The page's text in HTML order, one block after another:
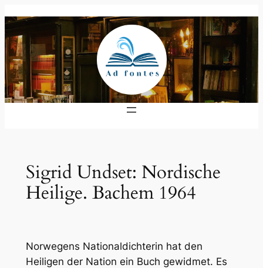
Inhalt
springen
Sigrid Undset: Nordische
Heilige. Bachem 1964
Norwegens Nationaldichterin hat den
Heiligen der Nation ein Buch gewidmet. Es